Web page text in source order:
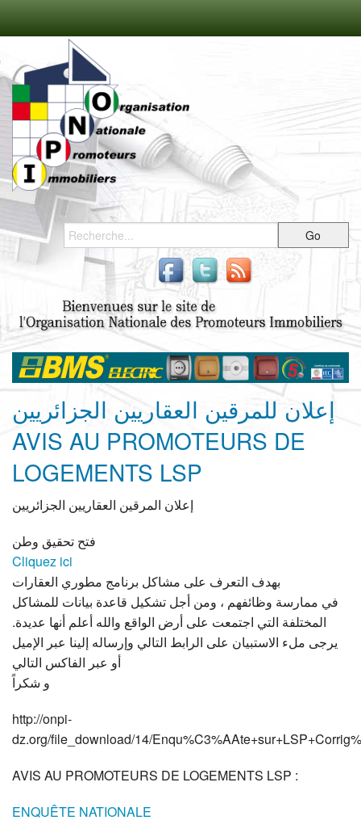
Présentation
Bureau National
Adhésion
News
Annuaire
إعلان للمرقين العقاريين الجزائريين
AVIS AU PROMOTEURS DE
LOGEMENTS LSP
إعلان المرقين العقاريين الجزائريين
فتح تحقيق وطن
Cliquez ici
بهدف التعرف على مشاكل برنامج مطوري العقارات
في ممارسة وظائفهم ، ومن أجل تشكيل قاعدة بيانات للمشاكل
المختلفة التي اجتمعت على أرض الواقع والله أعلم أنها عديدة.
يرجى ملء الاستبيان على الرابط التالي وإرساله إلينا عبر الإميل
أو عبر الفاكس التالي
و شكراً
http://onpi-
dz.org/file_download/14/
AVIS AU PROMOTEURS DE LOGEMENTS LSP :
ENQUÊTE NATIONALE